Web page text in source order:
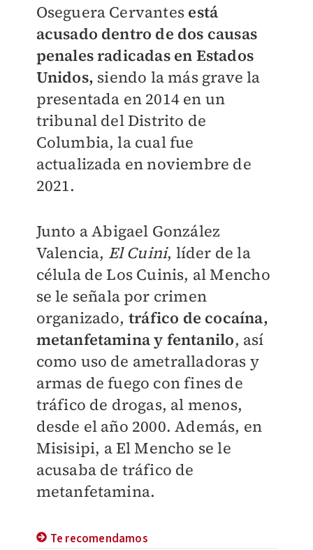
Oseguera Cervantes está
acusado dentro de dos causas
penales radicadas en Estados
Unidos, siendo la más grave la
presentada en 2014 en un
tribunal del Distrito de
Columbia, la cual fue
actualizada en noviembre de
2021.
Junto a Abigael González
Valencia, El Cuini, líder de la
célula de Los Cuinis, al Mencho
se le señala por crimen
organizado, tráfico de cocaína,
metanfetamina y fentanilo, así
como uso de ametralladoras y
armas de fuego con fines de
tráfico de drogas, al menos,
desde el año 2000. Además, en
Misisipi, a El Mencho se le
acusaba de tráfico de
metanfetamina.
Te recomendamos